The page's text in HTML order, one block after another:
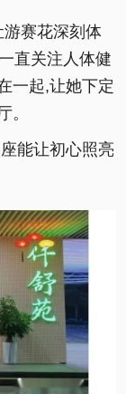
赛花深刻体
直关注人体健
一起,让她下定
。
能让初心照亮